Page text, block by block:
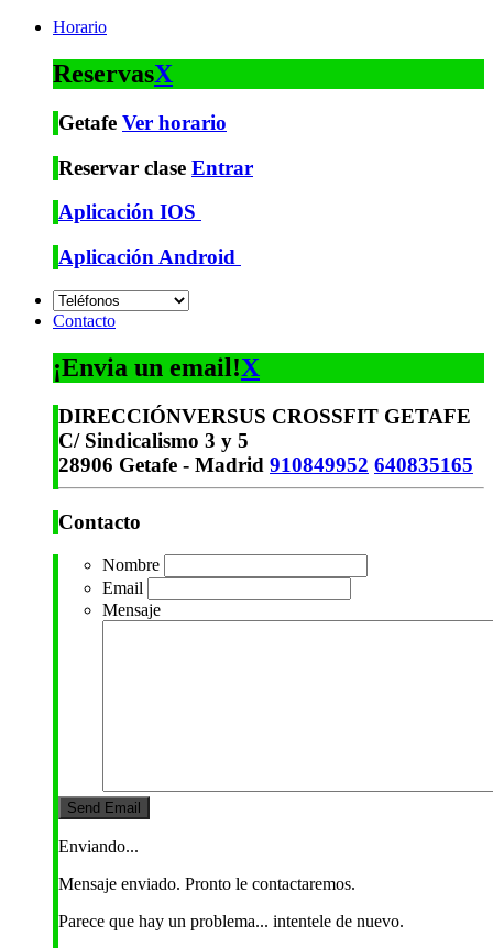
Horario
ReservasX
Getafe Ver horario
Reservar clase Entrar
Aplicación IOS
Aplicación Android
Contacto
¡Envia un email!X
DIRECCIÓNVERSUS CROSSFIT GETAFE
C/ Sindicalismo 3 y 5
28906 Getafe - Madrid 910849952 640835165
Contacto
Nombre
Email
Mensaje
Enviando...
Mensaje enviado. Pronto le contactaremos.
Parece que hay un problema... intentele de nuevo.